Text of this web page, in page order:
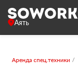
Аять
Аренда спец.техники